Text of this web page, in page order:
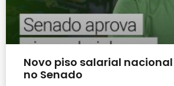
Novo piso salarial
no Senado